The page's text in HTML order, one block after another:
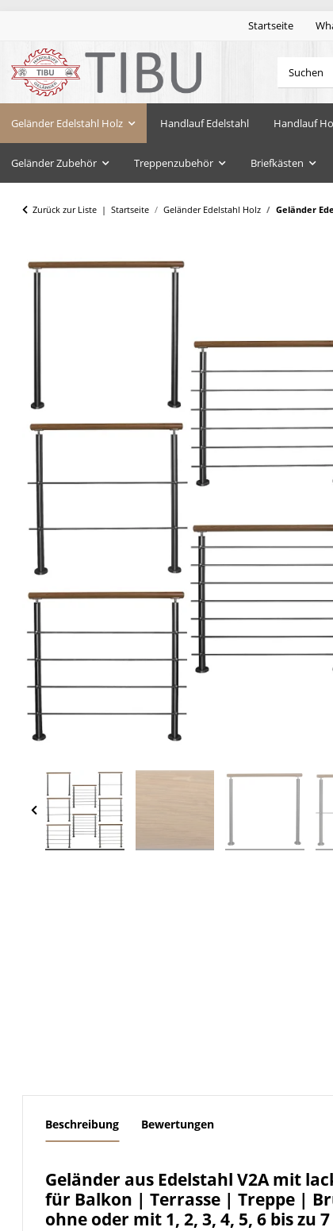
Startseite
Geländer Edelstahl Holz Handlauf Edelstahl Handlauf
Geländer Zubehör Treppenzubehör Briefkästen
Zurück zur Liste Startseite Geländer Edelstahl Holz Geländer
Beschreibung Bewertungen
Geländer aus Edelstahl V2A mit
für Balkon | Terrasse | Treppe |
ohne oder mit 1, 2, 3, 4, 5, 6 bis zu